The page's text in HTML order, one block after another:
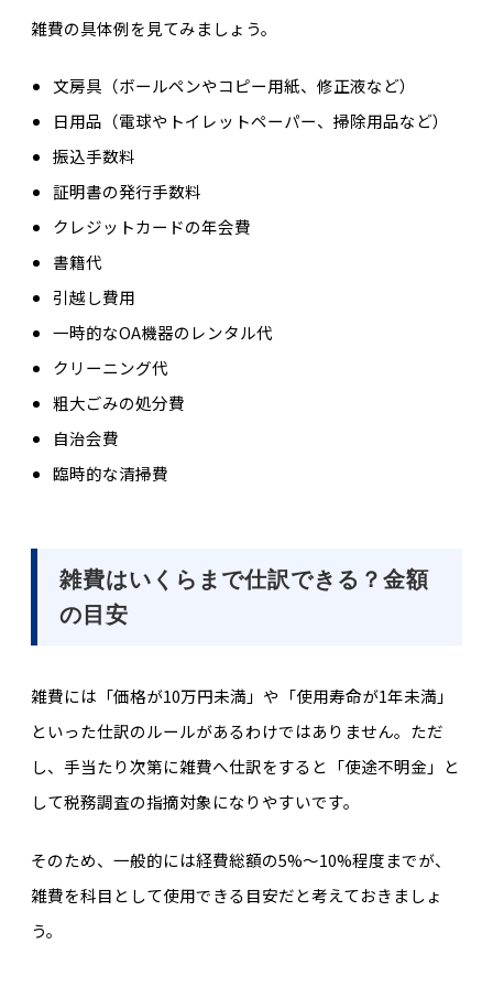
雑費の具体例を見てみましょう。
文房具（ボールペンやコピー用紙、修正液など）
日用品（電球やトイレットペーパー、掃除用品など）
振込手数料
証明書の発行手数料
クレジットカードの年会費
書籍代
引越し費用
一時的なOA機器のレンタル代
クリーニング代
粗大ごみの処分費
自治会費
臨時的な清掃費
雑費はいくらまで仕訳できる？金額
の目安
雑費には「価格が10万円未満」や「使用寿命が1年未満」
といった仕訳のルールがあるわけではありません。ただ
し、手当たり次第に雑費へ仕訳をすると「使途不明金」と
して税務調査の指摘対象になりやすいです。
そのため、一般的には経費総額の5%〜10%程度までが、
雑費を科目として使用できる目安だと考えておきましょ
う。